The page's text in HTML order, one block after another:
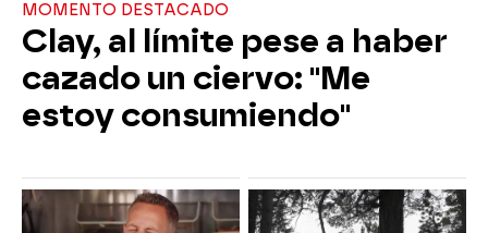
MOMENTO DESTACADO
Clay, al límite pese a haber
cazado un ciervo: "Me
estoy consumiendo"